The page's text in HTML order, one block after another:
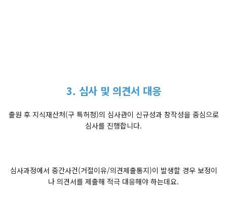
3. 심사 및 의견서 대응
출원 후 지식재산처(구 특허청)의 심사관이 신규성과 창작성을 중심으로
심사를 진행합니다.
심사과정에서 중간사건(거절이유/의견제출통지)이 발생할 경우 보정이
나 의견서를 제출해 적극 대응해야 하는데요.